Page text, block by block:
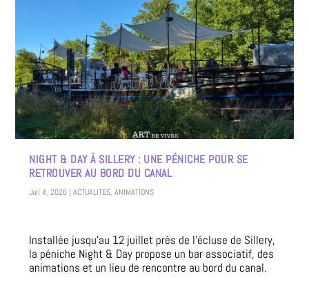
NIGHT & DAY À SILLERY : UNE PÉNICHE POUR SE
RETROUVER AU BORD DU CANAL
Juil 4, 2026 |ACTUALITES,ANIMATIONS
Installée jusqu’au 12 juillet près de l’écluse de Sillery,
la péniche Night & Day propose un bar associatif, des
animations et un lieu de rencontre au bord du canal.